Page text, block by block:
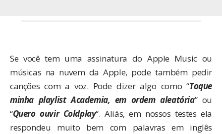
Se você tem uma assinatura do Apple Music ou
músicas na nuvem da Apple, pode também pedir
canções com a voz. Pode dizer algo como “Toque
minha playlist Academia, em ordem aleatória” ou
“Quero ouvir Coldplay“. Aliás, em nossos testes ela
respondeu muito bem com palavras em inglês